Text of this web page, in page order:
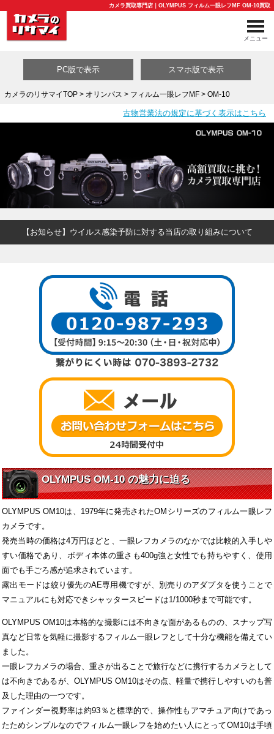
カメラ買取専門店｜OLYMPUS フィルム一眼レフMF OM-10買取
メニュー
買取カテゴリ一覧
PC版で表示 スマホ版で表示
カメラのリサマイTOP> オリンパス > フィルム一眼レフMF> OM-10
古物営業法の規定に基づく表示はこちら
【お知らせ】ウイルス感染予防に対する当店の取り組みについて
OLYMPUS OM-10 の魅力に迫る
OLYMPUS OM10は、1979年に発売されたOMシリーズのフィルム一眼レフ
カメラです。
発売当時の価格は4万円ほどと、一眼レフカメラのなかでは比較的入手しや
すい価格であり、ボディ本体の重さも400g強と女性でも持ちやすく、使用
面でも手ごろ感が追求されています。
露出モードは絞り優先のAE専用機ですが、別売りのアダプタを使うことで
マニュアルにも対応できシャッタースピードは1/1000秒まで可能です。
OLYMPUS OM10は本格的な撮影には不向きな面があるものの、スナップ写
真など日常を気軽に撮影するフィルム一眼レフとして十分な機能を備えてい
ました。
一眼レフカメラの場合、重さが出ることで旅行などに携行するカメラとして
は不向きであるが、OLYMPUS OM10はその点、軽量で携行しやすいのも普
及した理由の一つです。
ファインダー視野率は約93％と標準的で、操作性もアマチュア向けであっ
たためシンプルなのでフィルム一眼レフを始めたい人にとってOM10は手頃